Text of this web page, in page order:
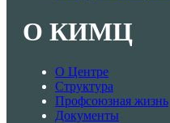
О КИМЦ
О Центре
Структура
Профсоюзная жизнь
Документы